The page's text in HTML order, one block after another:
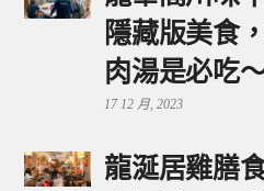
隱藏版美食
肉湯是必吃
17 12 月, 2023
龍涎居雞膳